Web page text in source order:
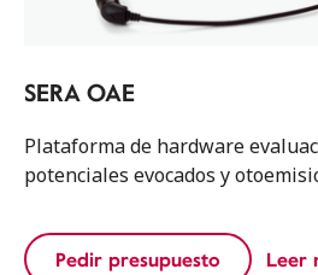
SERA OAE
Plataforma de hardware
potenciales evocados y
Pedir presupuesto Leer